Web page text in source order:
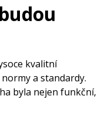
kvalitní
a standardy.
byla nejen funkční,